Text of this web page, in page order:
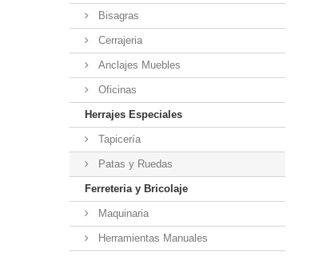
Bisagras
Cerrajeria
Anclajes Muebles
Oficinas
Herrajes Especiales
Tapicería
Patas y Ruedas
Ferreteria y Bricolaje
Maquinaria
Herramientas Manuales